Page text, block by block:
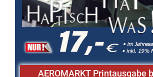
AEROMARKT Printausgabe